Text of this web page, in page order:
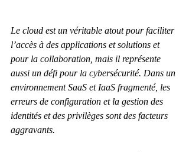
Le cloud est un véritable atout pour faciliter
l’accès à des applications et solutions et
pour la collaboration, mais il représente
aussi un défi pour la cybersécurité. Dans un
environnement SaaS et IaaS fragmenté, les
erreurs de configuration et la gestion des
identités et des privilèges sont des facteurs
aggravants.